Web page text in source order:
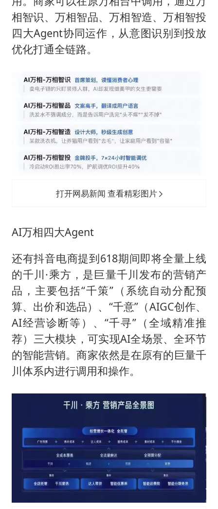
相智识、万相智品、万相智造、万相智投
四大Agent协同运作，从意图识别到投放
优化打通全链路。
打开网易新闻 查看精彩图片
AI万相四大Agent
还有抖音电商提到618期间即将全量上线
的千川·乘方，是巨量千川发布的营销产
品，主要包括“千策”（系统自动分配预
算、出价和选品）、“千意”（AIGC创作、
AI经营诊断等）、“千寻”（全域精准推
荐）三大模块，可实现AI全场景、全环节
的智能营销。商家依然是在原有的巨量千
川体系内进行调用和操作。